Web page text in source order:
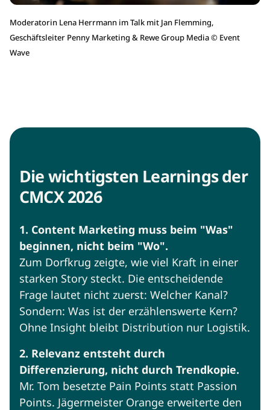
Moderatorin Lena Herrmann im Talk mit Jan Flemming,
Geschäftsleiter Penny Marketing & Rewe Group Media© Event
Wave
Die wichtigsten Learnings der
CMCX 2026
1. Content Marketing muss beim "Was"
beginnen, nicht beim "Wo".
Zum Dorfkrug zeigte, wie viel Kraft in einer
starken Story steckt. Die entscheidende
Frage lautet nicht zuerst: Welcher Kanal?
Sondern: Was ist der erzählenswerte Kern?
Ohne Insight bleibt Distribution nur Logistik.
2. Relevanz entsteht durch
Differenzierung, nicht durch Trendkopie.
Mr. Tom besetzte Pain Points statt Passion
Points. Jägermeister Orange erweiterte den